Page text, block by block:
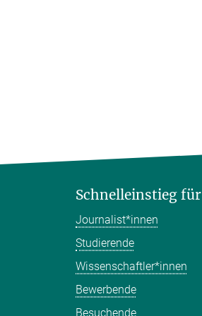
Schnelleinstieg für
Journalist*innen
Studierende
Wissenschaftler*innen
Bewerbende
Besuchende